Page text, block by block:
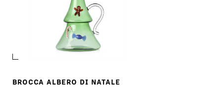
BROCCA ALBERO DI NATALE